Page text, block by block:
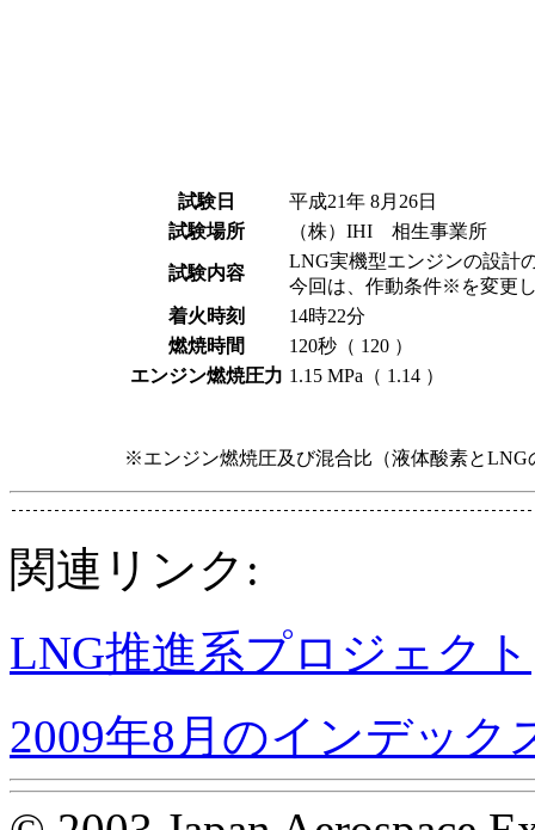
試験日
平成21年 8月26日
試験場所
（株）IHI 相生事業所
試験内容
LNG実機型エンジンの設計
今回は、作動条件※を変更
着火時刻
14時22分
燃焼時間
120秒（ 120 ）
エンジン燃焼圧力 1.15 MPa（ 1.14 ）
※エンジン燃焼圧及び混合比（液体酸素とLNG
関連リンク:
LNG推進系プロジェクト
2009年8月のインデック